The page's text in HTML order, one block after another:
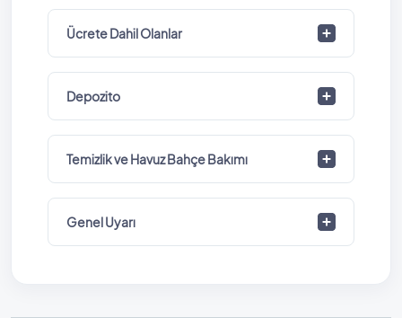
Ücrete Dahil Olanlar
Depozito
Temizlik ve Havuz Bahçe Bakımı
Genel Uyarı